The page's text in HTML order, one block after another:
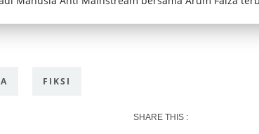
FIKSI
SHARE THIS :